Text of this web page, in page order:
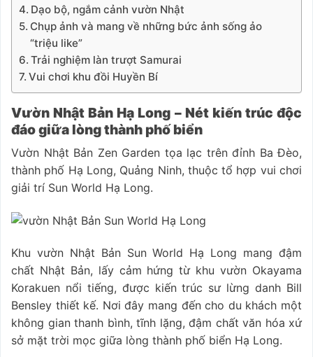
Dạo bộ, ngắm cảnh vườn Nhật
Chụp ảnh và mang về những bức ảnh sống ảo
“triệu like”
Trải nghiệm làn trượt Samurai
Vui chơi khu đồi Huyền Bí
Vườn Nhật Bản Hạ Long – Nét kiến trúc độc
đáo giữa lòng thành phố biển
Vườn Nhật Bản Zen Garden tọa lạc trên đỉnh Ba Đèo,
thành phố Hạ Long, Quảng Ninh, thuộc tổ hợp vui chơi
giải trí Sun World Hạ Long.
Khu vườn Nhật Bản Sun World Hạ Long mang đậm
chất Nhật Bản, lấy cảm hứng từ khu vườn Okayama
Korakuen nổi tiếng, được kiến trúc sư lừng danh Bill
Bensley thiết kế. Nơi đây mang đến cho du khách một
không gian thanh bình, tĩnh lặng, đậm chất văn hóa xứ
sở mặt trời mọc giữa lòng thành phố biển Hạ Long.